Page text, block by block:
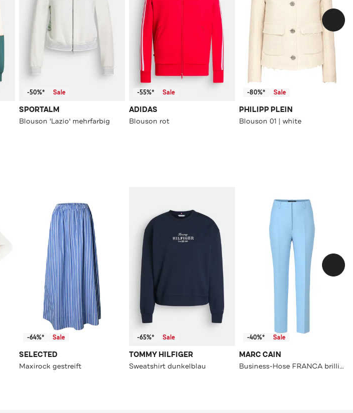
-50%* Sale
SPORTALM
Blouson 'Lazio' mehrfarbig
-55%* Sale
ADIDAS
Blouson rot
-80%* Sale
PHILIPP PLEIN
Blouson 01 | white
-64%* Sale
SELECTED
Maxirock gestreift
-65%* Sale
TOMMY HILFIGER
Sweatshirt dunkelblau
-40%* Sale
MARC CAIN
Business-Hose FRANCA brilliant blue Straight